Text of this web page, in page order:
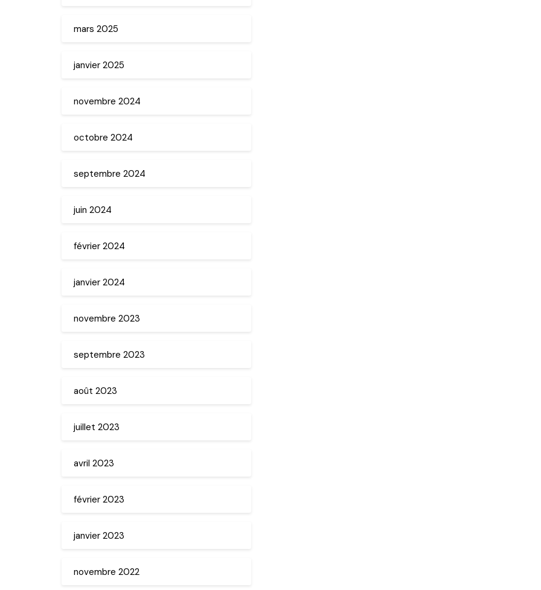
mars 2025
janvier 2025
novembre 2024
octobre 2024
septembre 2024
juin 2024
février 2024
janvier 2024
novembre 2023
septembre 2023
août 2023
juillet 2023
avril 2023
février 2023
janvier 2023
novembre 2022